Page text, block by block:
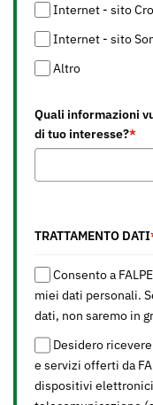
Internet - sito
Internet - sito
Altro
Quali informazioni
di tuo interesse?*
TRATTAMENTO DATI
Consento a
miei dati personali.
dati, non saremo in
Desidero
e servizi offerti da
dispositivi